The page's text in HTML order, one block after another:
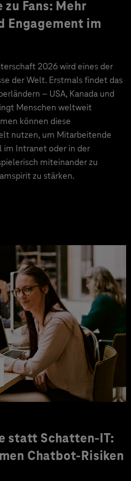
Fans: Mehr
Engagement im
2026 wird eines der
der Welt. Erstmals findet das
– USA, Kanada und
Menschen weltweit
können diese
nutzen, um Mitarbeitende
im Intranet oder in der
miteinander zu
zu stärken.
statt Schatten-IT:
Chatbot-Risiken